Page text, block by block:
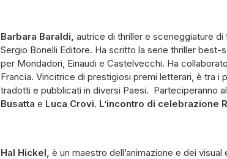
Barbara Baraldi, autrice di thriller e sceneggiature
Sergio Bonelli Editore. Ha scritto la serie thriller best-
per Mondadori, Einaudi e Castelvecchi. Ha
Francia. Vincitrice di prestigiosi premi letterari, è tra i
tradotti e pubblicati in diversi Paesi. Parteciperanno
Busatta e Luca Crovi. L’incontro di celebrazione
Hal Hickel, è un maestro dell’animazione e dei